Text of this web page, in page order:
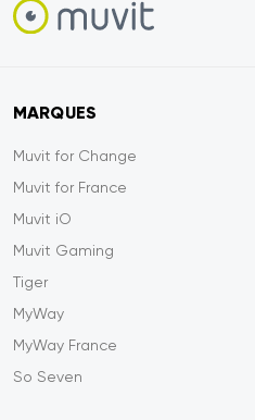
MARQUES
Muvit for Change
Muvit for France
Muvit iO
Muvit Gaming
Tiger
MyWay
MyWay France
So Seven